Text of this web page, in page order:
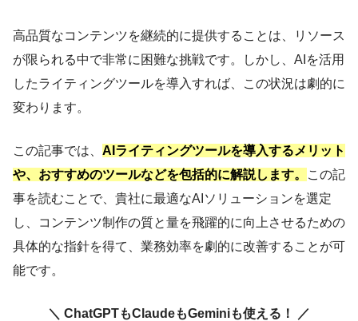
高品質なコンテンツを継続的に提供することは、リソース
が限られる中で非常に困難な挑戦です。しかし、AIを活用
したライティングツールを導入すれば、この状況は劇的に
変わります。
この記事では、 AIライティングツールを導入するメリット
や、おすすめのツールなどを包括的に解説します。
この記
事を読むことで、貴社に最適なAIソリューションを選定
し、コンテンツ制作の質と量を飛躍的に向上させるための
具体的な指針を得て、業務効率を劇的に改善することが可
能です。
＼ ChatGPTもClaudeもGeminiも使える！ ／